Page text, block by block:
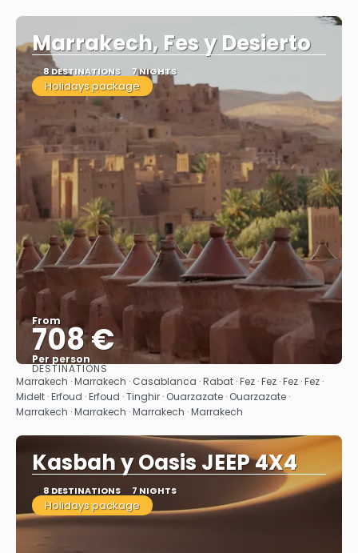
Marrakech, Fes y Desierto
8 DESTINATIONS 7 NIGHTS
Holidays package
From
708 €
Per person
See
DESTINATIONS
Marrakech · Marrakech · Casablanca · Rabat · Fez · Fez · Fez · Fez ·
Midelt · Erfoud · Erfoud · Tinghir · Ouarzazate · Ouarzazate ·
Marrakech · Marrakech · Marrakech · Marrakech
Kasbah y Oasis JEEP 4X4
8 DESTINATIONS 7 NIGHTS
Holidays package